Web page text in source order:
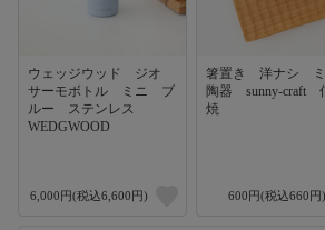
ウェッジウッド ジオ
サーモボトル ミニ ブ
ルー ステンレス
WEDGWOOD
6,000円(税込6,600円)
箸置き 洋ナシ
陶器 sunny-craft
焼
600円(税込660円)